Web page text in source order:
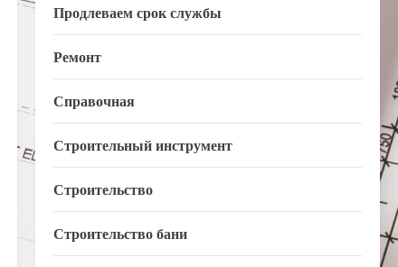
Продлеваем срок службы
Ремонт
Справочная
Строительный инструмент
Строительство
Строительство бани